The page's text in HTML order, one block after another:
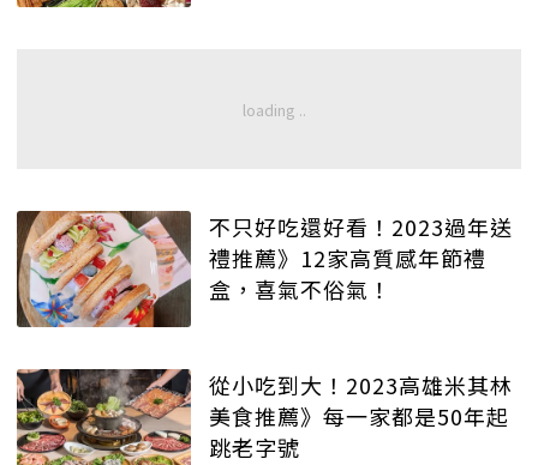
不只好吃還好看！2023過年送
禮推薦》12家高質感年節禮
盒，喜氣不俗氣！
從小吃到大！2023高雄米其林
美食推薦》每一家都是50年起
跳老字號